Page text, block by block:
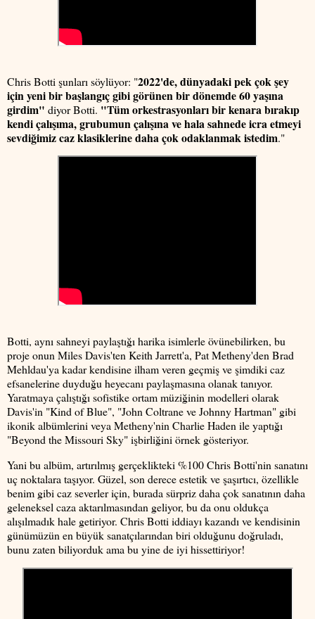
Chris Botti şunları söylüyor: "2022'de, dünyadaki pek çok şey
için yeni bir başlangıç gibi görünen bir dönemde 60 yaşına
girdim" diyor Botti. "Tüm orkestrasyonları bir kenara bırakıp
kendi çalışıma, grubumun çalışına ve hala sahnede icra etmeyi
sevdiğimiz caz klasiklerine daha çok odaklanmak istedim."
Botti, aynı sahneyi paylaştığı harika isimlerle övünebilirken, bu
proje onun Miles Davis'ten Keith Jarrett'a, Pat Metheny'den Brad
Mehldau'ya kadar kendisine ilham veren geçmiş ve şimdiki caz
efsanelerine duyduğu heyecanı paylaşmasına olanak tanıyor.
Yaratmaya çalıştığı sofistike ortam müziğinin modelleri olarak
Davis'in "Kind of Blue", "John Coltrane ve Johnny Hartman" gibi
ikonik albümlerini veya Metheny'nin Charlie Haden ile yaptığı
"Beyond the Missouri Sky" işbirliğini örnek gösteriyor.
Yani bu albüm, artırılmış gerçeklikteki %100 Chris Botti'nin sanatını
uç noktalara taşıyor. Güzel, son derece estetik ve şaşırtıcı, özellikle
benim gibi caz severler için, burada sürpriz daha çok sanatının daha
geleneksel caza aktarılmasından geliyor, bu da onu oldukça
alışılmadık hale getiriyor. Chris Botti iddiayı kazandı ve kendisinin
günümüzün en büyük sanatçılarından biri olduğunu doğruladı,
bunu zaten biliyorduk ama bu yine de iyi hissettiriyor!